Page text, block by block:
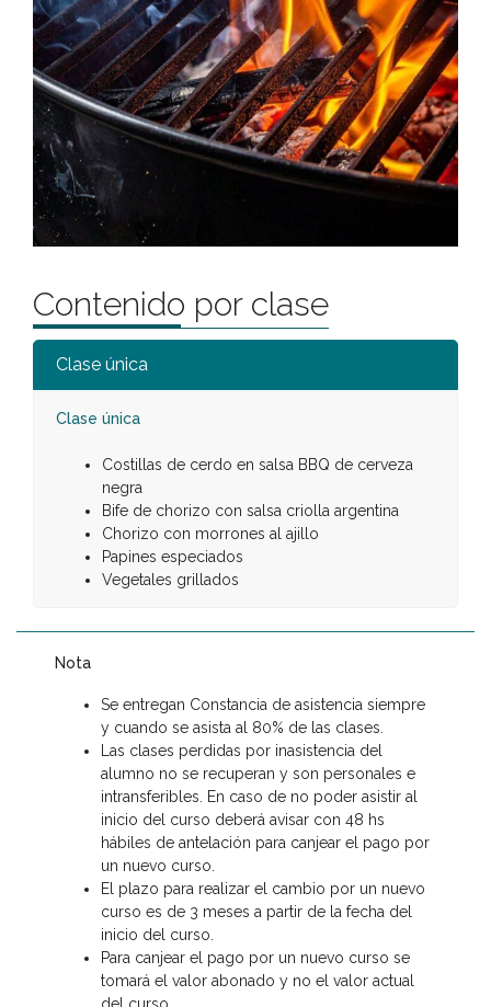
Contenido por clase
Clase única
Clase única
Costillas de cerdo en salsa BBQ de cerveza
negra
Bife de chorizo con salsa criolla argentina
Chorizo con morrones al ajillo
Papines especiados
Vegetales grillados
Nota
Se entregan Constancia de asistencia siempre
y cuando se asista al 80% de las clases.
Las clases perdidas por inasistencia del
alumno no se recuperan y son personales e
intransferibles. En caso de no poder asistir al
inicio del curso deberá avisar con 48 hs
hábiles de antelación para canjear el pago por
un nuevo curso.
El plazo para realizar el cambio por un nuevo
curso es de 3 meses a partir de la fecha del
inicio del curso.
Para canjear el pago por un nuevo curso se
tomará el valor abonado y no el valor actual